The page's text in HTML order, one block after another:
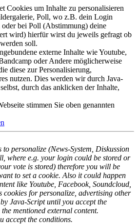
Cookies um Inhalte zu personalisieren
Poll, wo z.B. dein Login
oder bei Poll (Abstimmung) deine
wird) hierfür wirst du jeweils gefragt ob
soll.
externe Inhalte wie Youtube,
oder Andere möglicherweise
diese zur Personalisierung,
nutzen. Dies werden wir durch Java-
durch das anklicken der Inhalte,
stimmen Sie oben genannten
to personalize (News-System, Diskussion
where e.g. your login could be stored or
vote is stored) therefore you will be
to set a cookie. Also it could happen
like Youtube, Facebook, Soundcloud,
cookies for personalize, advertising other
Java-Script until you accept the
mentioned external content.
accept the conditions.